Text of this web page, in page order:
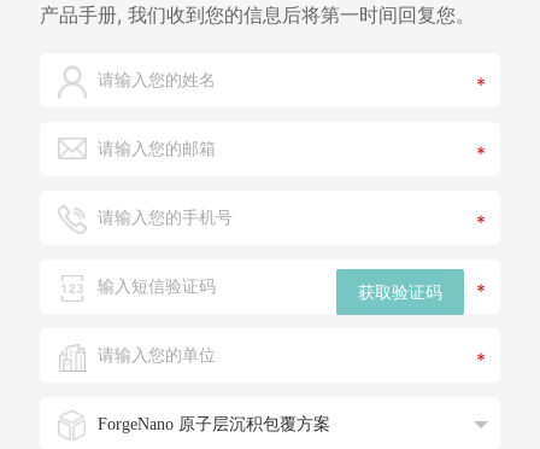
产品手册, 我们收到您的信息后将第一时间回复您。
*
*
*
*
获取验证码
*